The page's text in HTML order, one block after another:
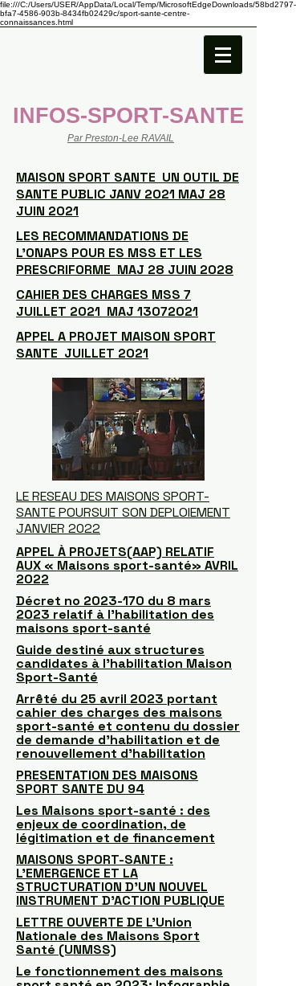
file:///C:/Users/USER/AppData/Local/Temp/MicrosoftEdgeDownloads/58bd2797-
bfa7-4586-903b-8434fb02429c/sport-sante-centre-
connaissances.html
INFOS-SPORT-SANTE
Par Preston-Lee RAVAIL
MAISON SPORT SANTE UN OUTIL DE
SANTE PUBLIC JANV 2021 MAJ 28
JUIN 2021
LES RECOMMANDATIONS DE
L'ONAPS POUR ES MSS ET LES
PRESCRIFORME MAJ 28 JUIN 2028
CAHIER DES CHARGES MSS 7
JUILLET 2021 MAJ 13072021
APPEL A PROJET MAISON SPORT
SANTE JUILLET 2021
LE RESEAU DES MAISONS SPORT-
SANTE POURSUIT SON DEPLOIEMENT
JANVIER 2022
APPEL À PROJETS(AAP) RELATIF
AUX « Maisons sport-santé» AVRIL
2022
Décret no 2023-170 du 8 mars
2023 relatif à l’habilitation des
maisons sport-santé
Guide destiné aux structures
candidates à l’habilitation Maison
Sport-Santé
Arrêté du 25 avril 2023 portant
cahier des charges des maisons
sport-santé et contenu du dossier
de demande d’habilitation et de
renouvellement d’habilitation
PRESENTATION DES MAISONS
SPORT SANTE DU 94
Les Maisons sport-santé : des
enjeux de coordination, de
légitimation et de financement
MAISONS SPORT-SANTE :
L’EMERGENCE ET LA
STRUCTURATION D’UN NOUVEL
INSTRUMENT D’ACTION PUBLIQUE
LETTRE OUVERTE DE L’Union
Nationale des Maisons Sport
Santé (UNMSS)
Le fonctionnement des maisons